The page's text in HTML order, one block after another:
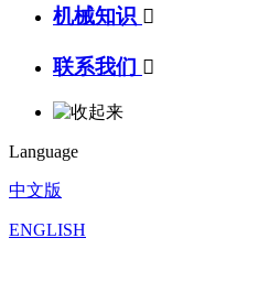
机械知识 
联系我们 
Language
中文版
ENGLISH